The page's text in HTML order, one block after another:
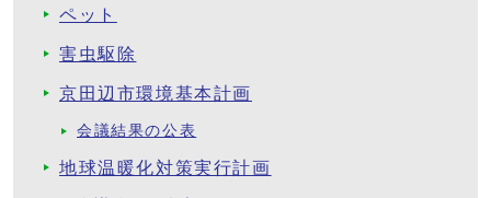
ペット
害虫駆除
京田辺市環境基本計画
会議結果の公表
地球温暖化対策実行計画